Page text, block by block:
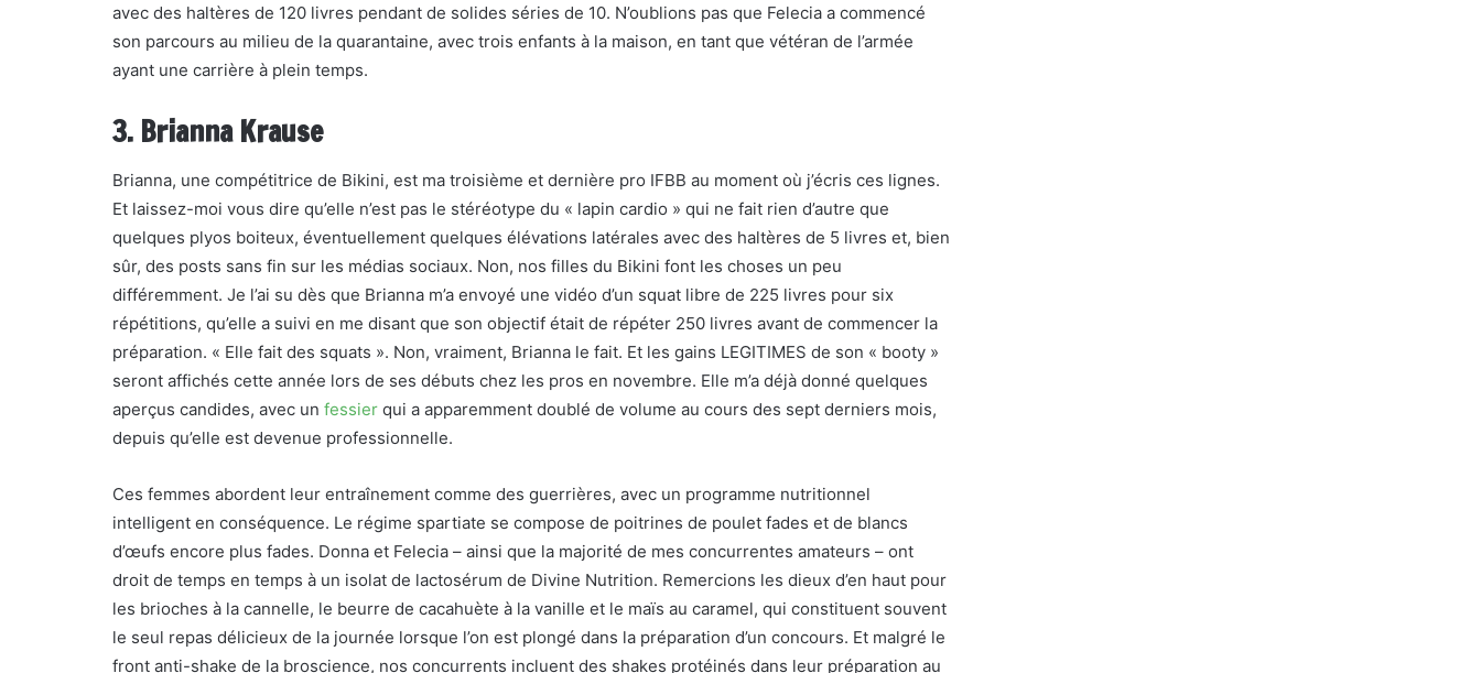
avec des haltères de 120 livres pendant de solides séries de 10. N’oublions pas que Felecia a commencé
son parcours au milieu de la quarantaine, avec trois enfants à la maison, en tant que vétéran de l’armée
ayant une carrière à plein temps.
3. Brianna Krause
Brianna, une compétitrice de Bikini, est ma troisième et dernière pro IFBB au moment où j’écris ces lignes.
Et laissez-moi vous dire qu’elle n’est pas le stéréotype du « lapin cardio » qui ne fait rien d’autre que
quelques plyos boiteux, éventuellement quelques élévations latérales avec des haltères de 5 livres et, bien
sûr, des posts sans fin sur les médias sociaux. Non, nos filles du Bikini font les choses un peu
différemment. Je l’ai su dès que Brianna m’a envoyé une vidéo d’un squat libre de 225 livres pour six
répétitions, qu’elle a suivi en me disant que son objectif était de répéter 250 livres avant de commencer la
préparation. « Elle fait des squats ». Non, vraiment, Brianna le fait. Et les gains LEGITIMES de son « booty »
seront affichés cette année lors de ses débuts chez les pros en novembre. Elle m’a déjà donné quelques
aperçus candides, avec un fessier qui a apparemment doublé de volume au cours des sept derniers mois,
depuis qu’elle est devenue professionnelle.
Ces femmes abordent leur entraînement comme des guerrières, avec un programme nutritionnel
intelligent en conséquence. Le régime spartiate se compose de poitrines de poulet fades et de blancs
d’œufs encore plus fades. Donna et Felecia – ainsi que la majorité de mes concurrentes amateurs – ont
droit de temps en temps à un isolat de lactosérum de Divine Nutrition. Remercions les dieux d’en haut pour
les brioches à la cannelle, le beurre de cacahuète à la vanille et le maïs au caramel, qui constituent souvent
le seul repas délicieux de la journée lorsque l’on est plongé dans la préparation d’un concours. Et malgré le
front anti-shake de la broscience, nos concurrents incluent des shakes protéinés dans leur préparation au